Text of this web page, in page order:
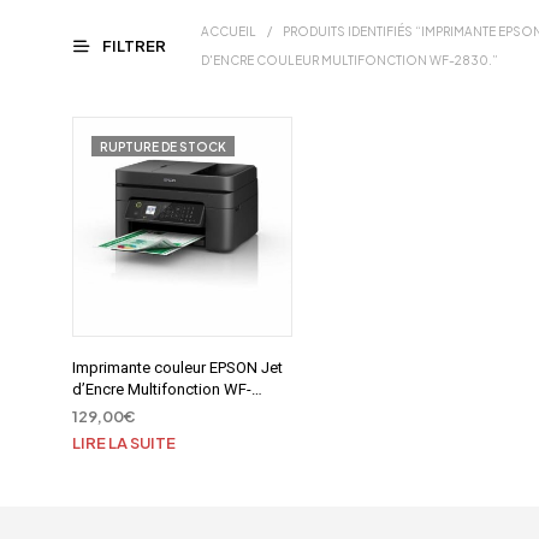
FILTRER
ACCUEIL /
PRODUITS IDENTIFIÉS “IMPRIMANTE
D'ENCRE COULEUR MULTIFONCTION WF-2830.”
RUPTURE DE STOCK
Imprimante couleur EPSON Jet
d’Encre Multifonction WF-
2845DWF
129,00€
LIRE LA SUITE